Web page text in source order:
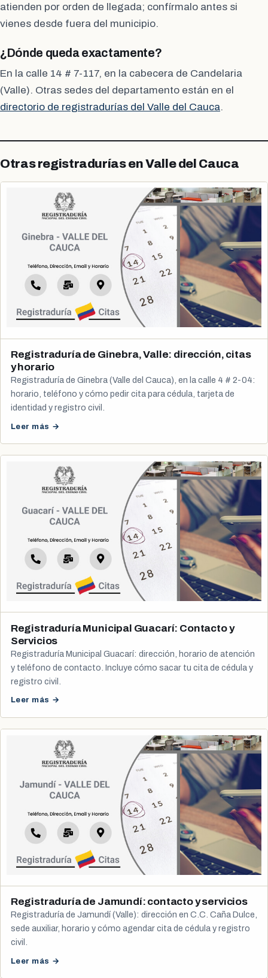
atienden por orden de llegada; confírmalo antes si
vienes desde fuera del municipio.
¿Dónde queda exactamente?
En la calle 14 # 7-117, en la cabecera de Candelaria
(Valle). Otras sedes del departamento están en el
directorio de registradurías del Valle del Cauca.
Otras registradurías en Valle del Cauca
Registraduría de Ginebra, Valle: dirección, citas
y horario
Registraduría de Ginebra (Valle del Cauca), en la calle 4 # 2-04:
horario, teléfono y cómo pedir cita para cédula, tarjeta de
identidad y registro civil.
Leer más →
Registraduría Municipal Guacarí: Contacto y
Servicios
Registraduría Municipal Guacarí: dirección, horario de atención
y teléfono de contacto. Incluye cómo sacar tu cita de cédula y
registro civil.
Leer más →
Registraduría de Jamundí: contacto y servicios
Registraduría de Jamundí (Valle): dirección en C.C. Caña Dulce,
sede auxiliar, horario y cómo agendar cita de cédula y registro
civil.
Leer más →